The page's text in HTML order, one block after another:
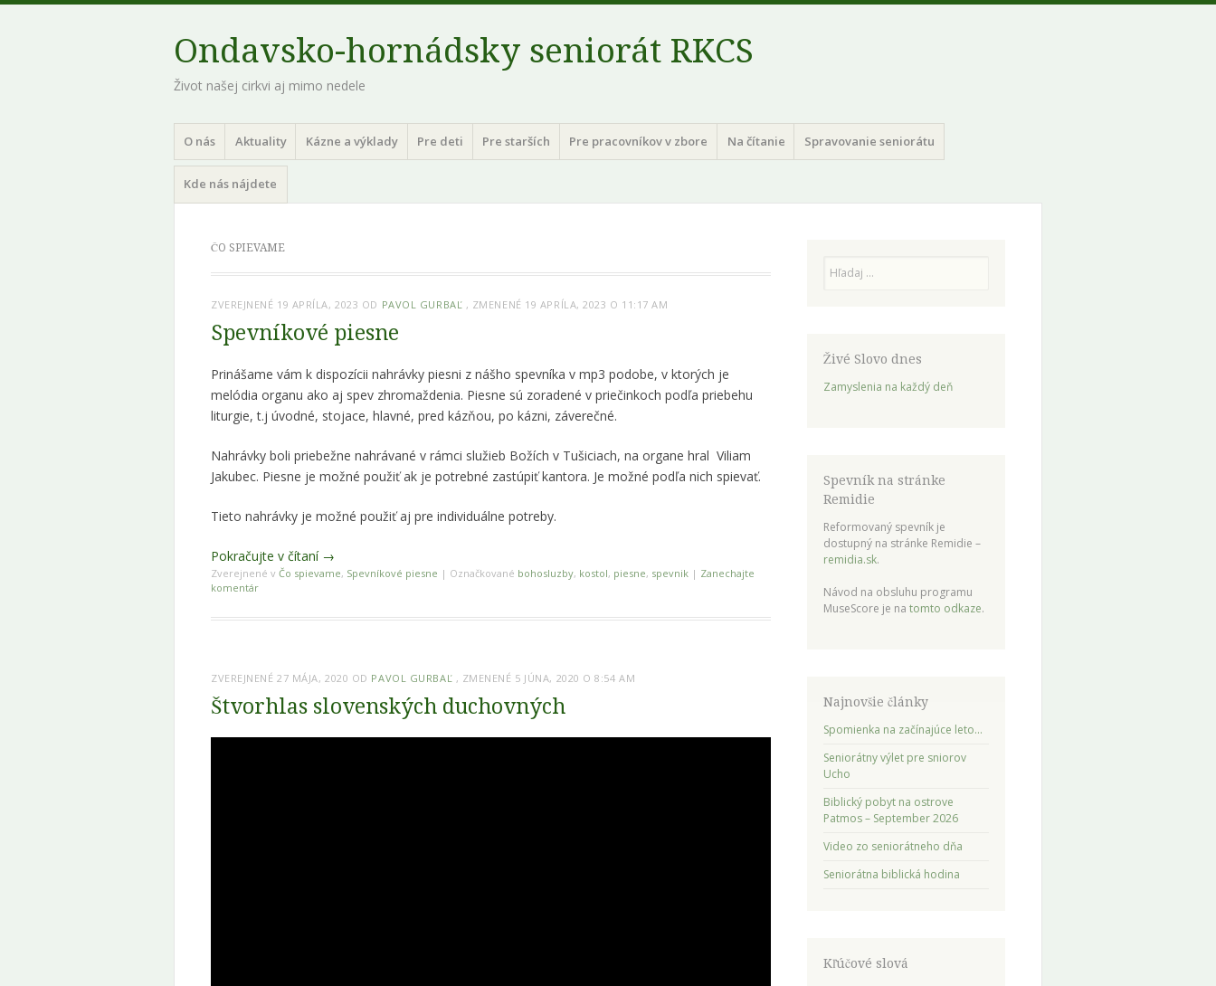
Ondavsko-hornádsky seniorát RKCS
Život našej cirkvi aj mimo nedele
Menu
Preskoč na obsah
O nás Aktuality Kázne a výklady Pre deti Pre starších Pre pracovníkov v zbore Na čítanie Spravovanie seniorátu
Kde nás nájdete
ČO SPIEVAME
ZVEREJNENÉ 19 APRÍLA, 2023 OD PAVOL GURBAĽ , ZMENENÉ 19 APRÍLA, 2023 O 11:17 AM
Spevníkové piesne
Prinášame vám k dispozícii nahrávky piesni z nášho spevníka v mp3 podobe, v ktorých je
melódia organu ako aj spev zhromaždenia. Piesne sú zoradené v priečinkoch podľa priebehu
liturgie, t.j úvodné, stojace, hlavné, pred kázňou, po kázni, záverečné.
Nahrávky boli priebežne nahrávané v rámci služieb Božích v Tušiciach, na organe hral Viliam
Jakubec. Piesne je možné použiť ak je potrebné zastúpiť kantora. Je možné podľa nich spievať.
Tieto nahrávky je možné použiť aj pre individuálne potreby.
Pokračujte v čítaní →
Zverejnené v Čo spievame, Spevníkové piesne | Označkované bohosluzby, kostol, piesne, spevnik | Zanechajte
komentár
ZVEREJNENÉ 27 MÁJA, 2020 OD PAVOL GURBAĽ , ZMENENÉ 5 JÚNA, 2020 O 8:54 AM
Štvorhlas slovenských duchovných
Živé Slovo dnes
Zamyslenia na každý deň
Spevník na stránke
Remidie
Reformovaný spevník je
dostupný na stránke Remidie –
remidia.sk.
Návod na obsluhu programu
MuseScore je na tomto odkaze.
Najnovšie články
Spomienka na začínajúce leto…
Seniorátny výlet pre sniorov
Ucho
Biblický pobyt na ostrove
Patmos – September 2026
Video zo seniorátneho dňa
Seniorátna biblická hodina
Kľúčové slová